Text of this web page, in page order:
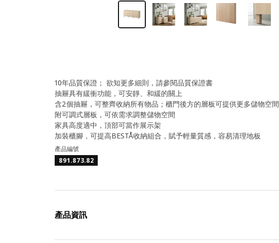
10年品質保證； 欲知更多細則，請參閱品質保證書
抽屜具有緩衝功能，可安靜、和緩的關上
含2個抽屜，可整齊收納所有物品；櫃門後方的層板可提供更多儲物空間
附可調式層板，可依需求調整儲物空間
家具高度適中，頂部可當作展示架
加裝櫃腳，可提高BESTÅ收納組合，賦予輕量質感，容易清理地板
產品編號
891.873.82
產品資訊